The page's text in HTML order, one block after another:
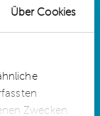
Über Cookies
Zwecken.